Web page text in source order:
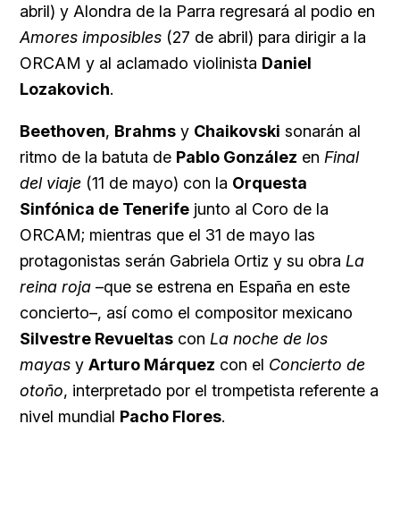
abril) y Alondra de la Parra regresará al podio en
Amores imposibles (27 de abril) para dirigir a la
ORCAM y al aclamado violinista Daniel
Lozakovich.
Beethoven, Brahms y Chaikovski sonarán al
ritmo de la batuta de Pablo González en Final
del viaje (11 de mayo) con la Orquesta
Sinfónica de Tenerife junto al Coro de la
ORCAM; mientras que el 31 de mayo las
protagonistas serán Gabriela Ortiz y su obra La
reina roja –que se estrena en España en este
concierto–, así como el compositor mexicano
Silvestre Revueltas con La noche de los
mayas y Arturo Márquez con el Concierto de
otoño, interpretado por el trompetista referente a
nivel mundial Pacho Flores.